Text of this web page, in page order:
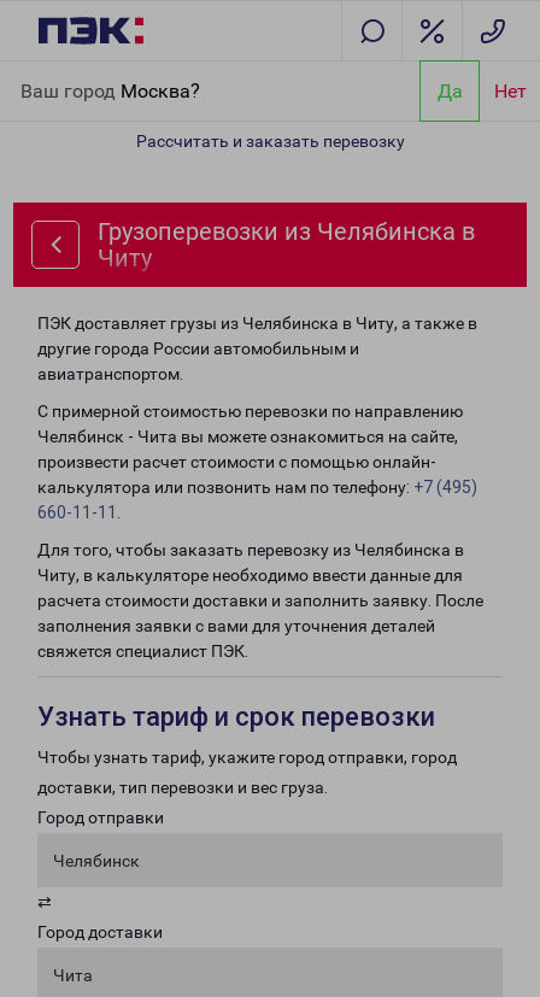
Ваш город Москва? Да Нет
Рассчитать и заказать перевозку
Грузоперевозки из Челябинска в
Читу
ПЭК доставляет грузы из Челябинска в Читу, а также в
другие города России автомобильным и
авиатранспортом.
С примерной стоимостью перевозки по направлению
Челябинск - Чита вы можете ознакомиться на сайте,
произвести расчет стоимости с помощью онлайн-
калькулятора или позвонить нам по телефону: +7 (495)
660-11-11
Для того, чтобы заказать перевозку из Челябинска в
Читу, в калькуляторе необходимо ввести данные для
расчета стоимости доставки и заполнить заявку. После
заполнения заявки с вами для уточнения деталей
свяжется специалист ПЭК.
Узнать тариф и срок перевозки
Чтобы узнать тариф, укажите город отправки, город
доставки, тип перевозки и вес груза.
Город отправки
Челябинск
⇄
Город доставки
Чита